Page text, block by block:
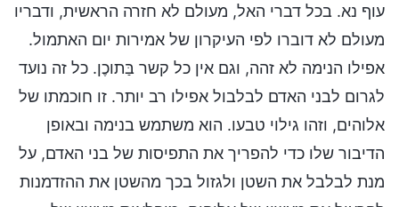
עוף נא. בכל דברי האל, מעולם לא חזרה הראשית, ודבריו
מעולם לא דוברו לפי העיקרון של אמירות יום האתמול.
אפילו הנימה לא זהה, וגם אין כל קשר בַּתוכֶן. כל זה נועד
לגרום לבני האדם לבלבול אפילו רב יותר. זו חוכמתו של
אלוהים, וזהו גילוי טבעו. הוא משתמש בנימה ובאופן
הדיבור שלו כדי להפריך את התפיסות של בני האדם, על
מנת לבלבל את השטן ולגזול בכך מהשטן את ההזדמנות